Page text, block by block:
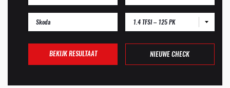
1.4 TFSI – 125 PK
BEKIJK RESULTAAT NIEUWE CHECK